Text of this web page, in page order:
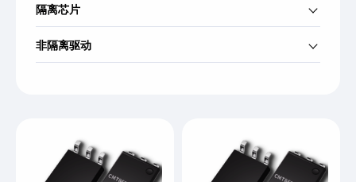
隔离芯片
非隔离驱动